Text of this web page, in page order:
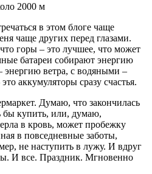
2000 м
в этом блоге чаще
чаще других перед глазами.
горы – это лучшее, что может
батареи собирают энергию
энергию ветра, с водяными –
аккумуляторы сразу счастья.
Думаю, что закончилась
бы купить, или, думаю,
в кровь, может пробежку
в повседневные заботы,
не наступить в лужу. И вдруг
И все. Праздник. Мгновенно